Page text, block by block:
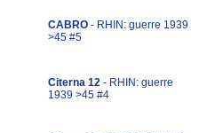
CABRO - RHIN: guerre 1939
>45 #5
Citerna 12 - RHIN: guerre
1939 >45 #4